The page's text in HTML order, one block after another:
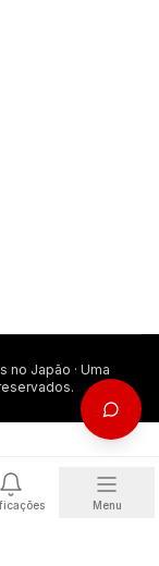
no Japão · Uma
Menu